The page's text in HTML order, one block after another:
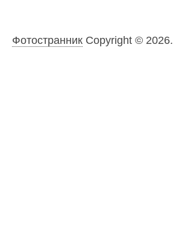
ФотостранникCopyright © 2026.